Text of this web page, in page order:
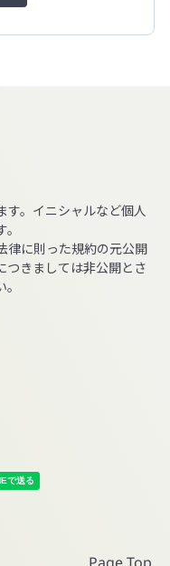
す。イニシャルなど個人
律に則った規約の元公開
つきましては非公開とさ